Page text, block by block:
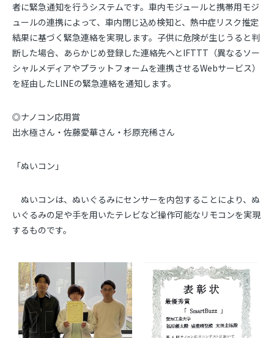
者に緊急通知を行うシステムです。車内モジュールと携帯用モジ
ュールの連携によって、車内閉じ込め検知と、熱中症リスク推定
結果に基づく緊急連絡を実現します。子供に危険が生じうると判
断した場合、あらかじめ登録した連絡先へとIFTTT（異なるソー
シャルメディアやプラットフォームを連携させるWebサービス）
を経由したLINEの緊急連絡を通知します。
◎ナノコン応用賞
出水極さん・佐藤愛華さん・杉原充稀さん
「ぬいコン」
ぬいコンは、ぬいぐるみにセンサーを内包することにより、ぬ
いぐるみの足や手を用いたテレビなど操作可能なリモコンを実現
するものです。